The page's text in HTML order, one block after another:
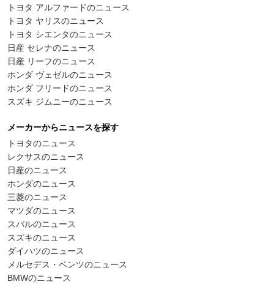
トヨタ アルファードのニュース
トヨタ ヤリスのニュース
トヨタ シエンタのニュース
日産 セレナのニュース
日産 リーフのニュース
ホンダ ヴェゼルのニュース
ホンダ フリードのニュース
スズキ ジムニーのニュース
メーカーからニュースを探す
トヨタのニュース
レクサスのニュース
日産のニュース
ホンダのニュース
三菱のニュース
マツダのニュース
スバルのニュース
スズキのニュース
ダイハツのニュース
メルセデス・ベンツのニュース
BMWのニュース